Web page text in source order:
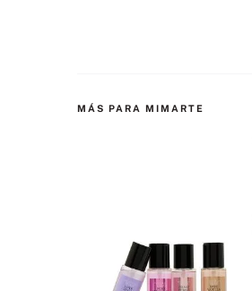
MÁS PARA MIMARTE